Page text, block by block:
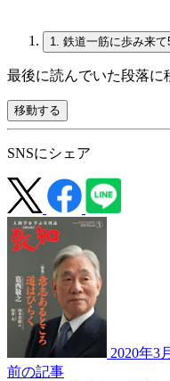
1. 鉄道一筋に歩み来て
最後に読んでいた段落に
移動する
SNSにシェア
2020年3
前の記事